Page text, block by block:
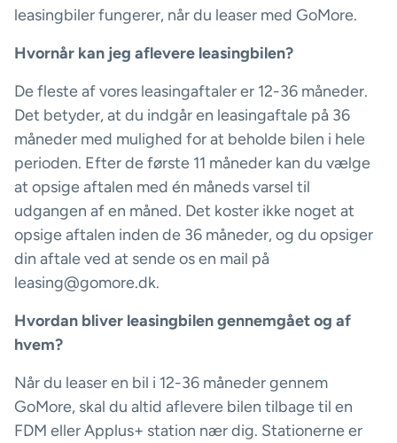
leasingbiler fungerer, når du leaser med GoMore.
Hvornår kan jeg aflevere leasingbilen?
De fleste af vores leasingaftaler er 12-36 måneder.
Det betyder, at du indgår en leasingaftale på 36
måneder med mulighed for at beholde bilen i hele
perioden. Efter de første 11 måneder kan du vælge
at opsige aftalen med én måneds varsel til
udgangen af en måned. Det koster ikke noget at
opsige aftalen inden de 36 måneder, og du opsiger
din aftale ved at sende os en mail på
leasing@gomore.dk.
Hvordan bliver leasingbilen gennemgået og af
hvem?
Når du leaser en bil i 12-36 måneder gennem
GoMore, skal du altid aflevere bilen tilbage til en
FDM eller Applus+ station nær dig. Stationerne er